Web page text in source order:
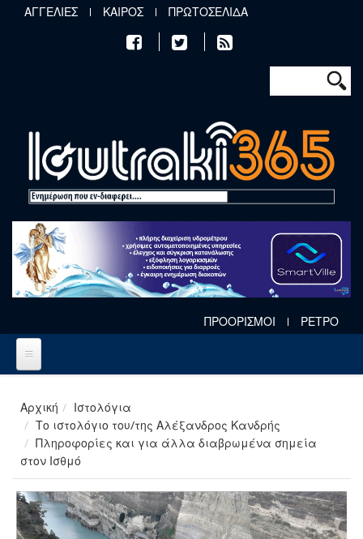
Παράκαμψη προς το κυρίως περιεχόμενο
ΑΓΓΕΛΙΕΣ ΚΑΙΡΟΣ ΠΡΩΤΟΣΕΛΙΔΑ
Φόρμα
Αναζήτηση
ΠΡΟΟΡΙΣΜΟΙ ΡΕΤΡΟ
Αρχική
Ιστολόγια
Το ιστολόγιο του/της Αλέξανδρος Κανδρής
Πληροφορίες και για άλλα διαβρωμένα σημεία
στον Ισθμό